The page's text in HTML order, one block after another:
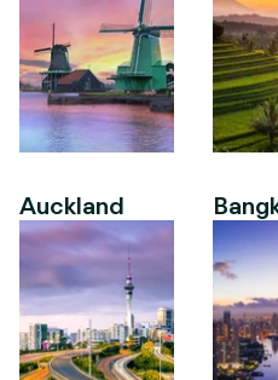
Auckland